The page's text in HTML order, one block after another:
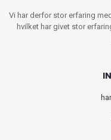
Vi har derfor stor erfaring
hvilket har givet stor